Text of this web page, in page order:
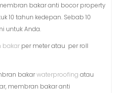
bakar anti bocor property
10 tahun kedepan. Sebab 10
untuk Anda.
bakar per meter atau per roll
bakarwaterproofing atau
membran bakar anti